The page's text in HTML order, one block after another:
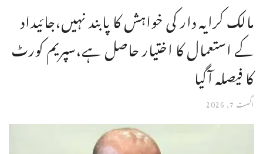
مالک کرایہ دار کی خواہش کا پابند نہیں،جائیداد
کے استعمال کا اختیار حاصل ہے،سپریم کورٹ
کا فیصلہ آگیا
اگست 7, 2026